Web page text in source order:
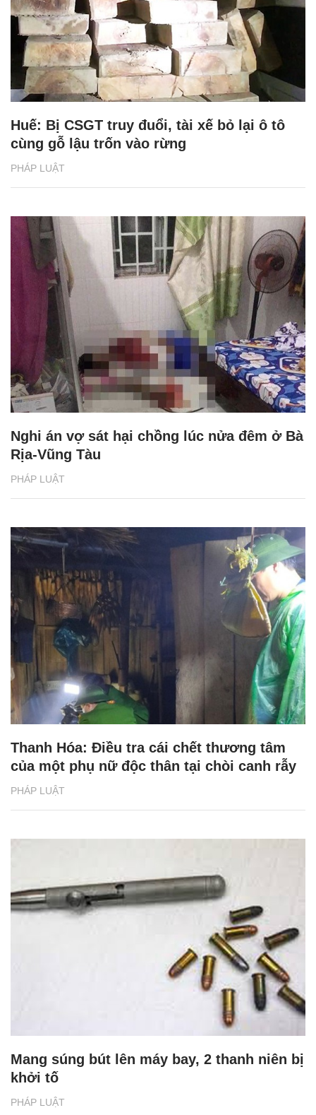
PHÁP LUẬT
Huế: Bị CSGT truy đuổi, tài xế bỏ lại ô tô
cùng gỗ lậu trốn vào rừng
PHÁP LUẬT
Nghi án vợ sát hại chồng lúc nửa đêm ở Bà
Rịa-Vũng Tàu
PHÁP LUẬT
Thanh Hóa: Điều tra cái chết thương tâm
của một phụ nữ độc thân tại chòi canh rẫy
PHÁP LUẬT
Mang súng bút lên máy bay, 2 thanh niên bị
khởi tố